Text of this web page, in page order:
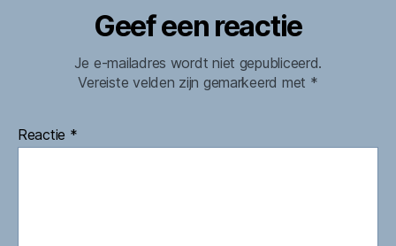
Geef een reactie
Je e-mailadres wordt niet gepubliceerd.
Vereiste velden zijn gemarkeerd met *
Reactie *